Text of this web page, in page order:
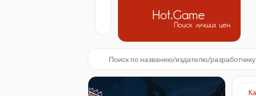
Hot.Game
Поиск лучших цен